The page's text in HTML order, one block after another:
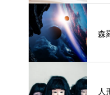
森
人